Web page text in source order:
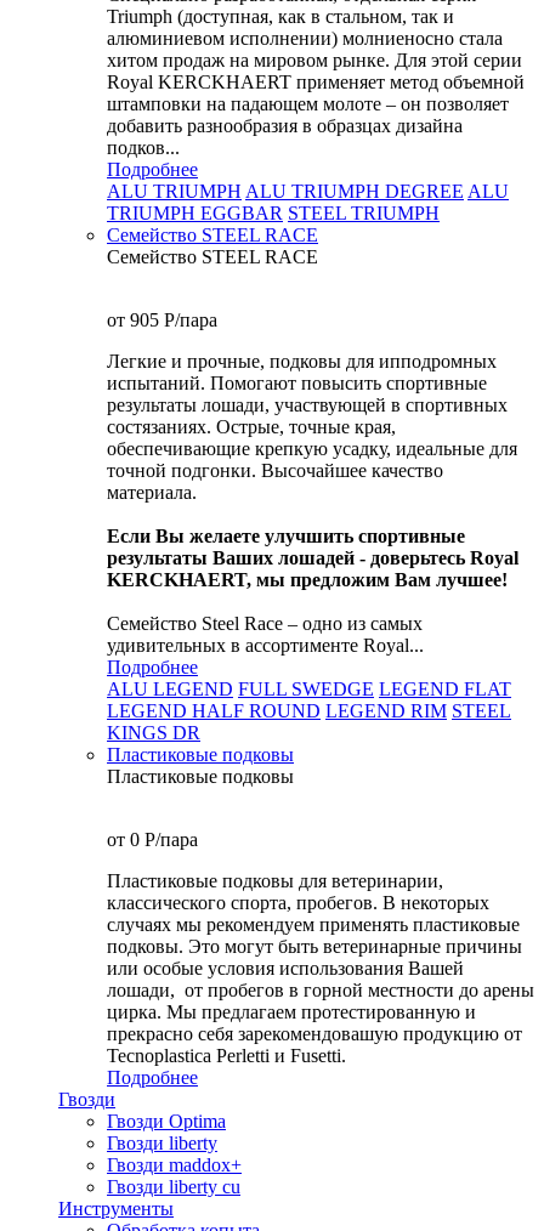
Triumph (доступная, как в стальном, так и
алюминиевом исполнении) молниеносно стала
хитом продаж на мировом рынке. Для этой серии
Royal KERCKHAERT применяет метод объемной
штамповки на падающем молоте – он позволяет
добавить разнообразия в образцах дизайна
подков...
Подробнее
ALU TRIUMPH ALU TRIUMPH DEGREE ALU
TRIUMPH EGGBAR STEEL TRIUMPH
Семейство STEEL RACE
Семейство STEEL RACE
от 905 P/пара
Легкие и прочные, подковы для ипподромных
испытаний. Помогают повысить спортивные
результаты лошади, участвующей в спортивных
состязаниях. Острые, точные края,
обеспечивающие крепкую усадку, идеальные для
точной подгонки. Высочайшее качество
материала.
Если Вы желаете улучшить спортивные
результаты Ваших лошадей - доверьтесь Royal
KERCKHAERT, мы предложим Вам лучшее!
Семейство Steel Race – одно из самых
удивительных в ассортименте Royal...
Подробнее
ALU LEGEND FULL SWEDGE LEGEND FLAT
LEGEND HALF ROUND LEGEND RIM STEEL
KINGS DR
Пластиковые подковы
Пластиковые подковы
от 0 P/пара
Пластиковые подковы для ветеринарии,
классического спорта, пробегов. В некоторых
случаях мы рекомендуем применять пластиковые
подковы. Это могут быть ветеринарные причины
или особые условия использования Вашей
лошади, от пробегов в горной местности до арены
цирка. Мы предлагаем протестированную и
прекрасно себя зарекомендовашую продукцию от
Tecnoplastica Perletti и Fusetti.
Подробнее
Гвозди
Гвозди Optima
Гвозди liberty
Гвозди maddox+
Гвозди liberty cu
Инструменты